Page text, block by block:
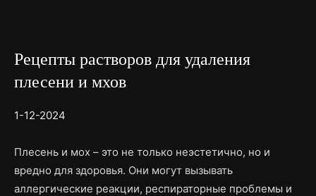
Рецепты растворов для удаления
плесени и мхов
1-12-2024
Плесень и мох – это не только неэстетично, но и
вредно для здоровья. Они могут вызывать
аллергические реакции, респираторные проблемы и